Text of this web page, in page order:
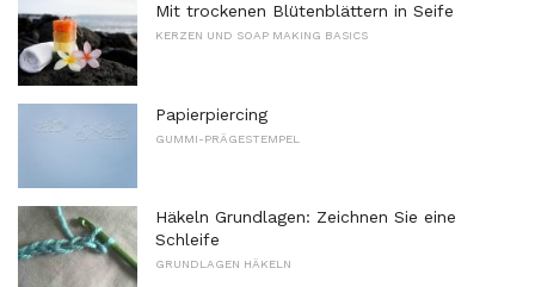
Mit trockenen Blütenblättern in Seife
KERZEN UND SOAP MAKING BASICS
Papierpiercing
GUMMI-PRÄGESTEMPEL
Häkeln Grundlagen: Zeichnen Sie eine
Schleife
GRUNDLAGEN HÄKELN